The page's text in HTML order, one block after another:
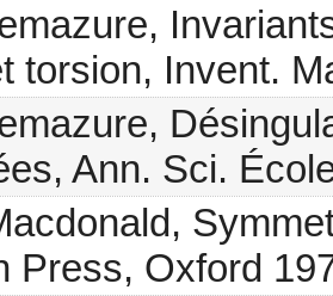
torsion, Invent.
Ann. Sci.
Press, Oxford